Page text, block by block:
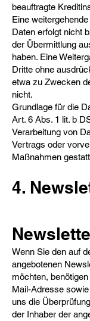
beauftragte
Eine
Daten erfolgt nicht
der Übermittlung
haben. Eine
Dritte ohne
etwa zu Zwecken
nicht.
Grundlage für die
Art. 6 Abs. 1 lit. b
Verarbeitung von
Vertrags oder
Maßnahmen
4.
Wenn Sie den auf
angebotenen
möchten,
Mail-Adresse
uns die
der Inhaber der